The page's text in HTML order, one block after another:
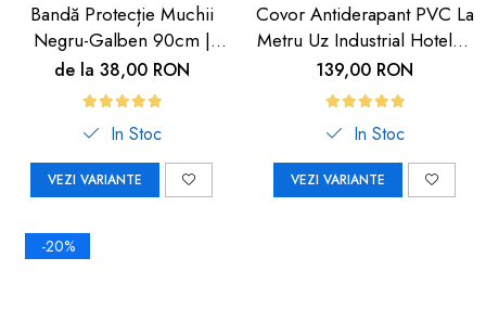
Bandă Protecție Muchii
Negru-Galben 90cm |
Carboysafety
de la 38,00 RON
In Stoc
VEZI VARIANTE
Covor Antiderapant PVC La
Metru Uz Industrial Hoteluri
| Carboysafety
139,00 RON
In Stoc
VEZI VARIANTE
-20%